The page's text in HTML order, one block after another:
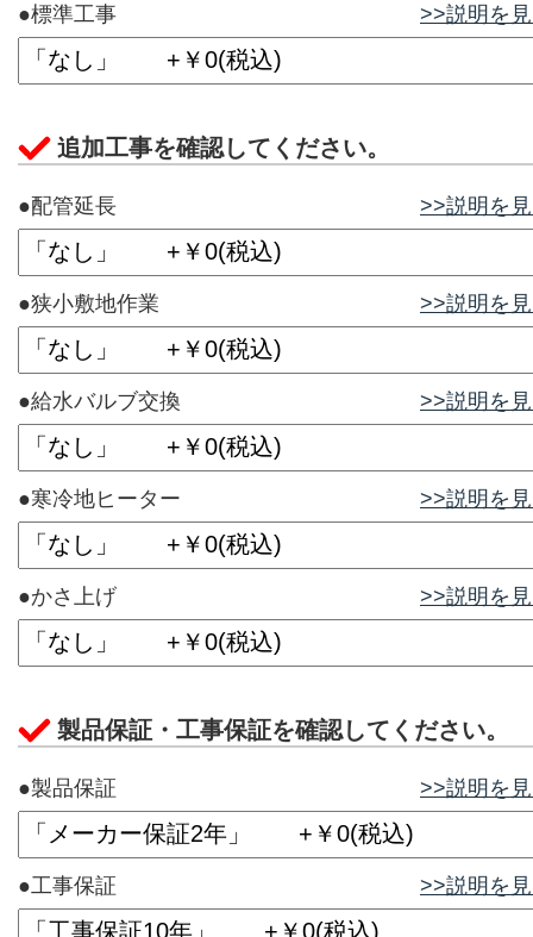
●標準工事 >>説明を
追加工事を確認してください。
●配管延長 >>説明を
●狭小敷地作業 >>説明を
●給水バルブ交換 >>説明を
●寒冷地ヒーター >>説明を
●かさ上げ >>説明を
製品保証・工事保証を確認してください。
●製品保証 >>説明を
●工事保証 >>説明を